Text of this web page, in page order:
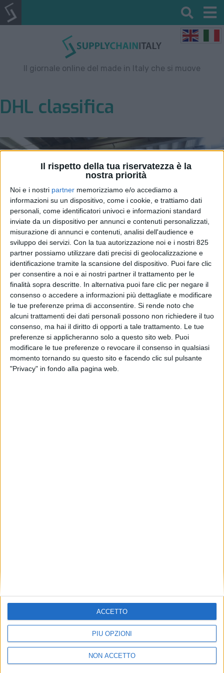
Il rispetto della tua riservatezza è la
nostra priorità
Noi e i nostri partner memorizziamo e/o accediamo a
informazioni su un dispositivo, come i cookie, e trattiamo dati
personali, come identificatori univoci e informazioni standard
inviate da un dispositivo per annunci e contenuti personalizzati,
misurazione di annunci e contenuti, analisi dell'audience e
sviluppo dei servizi. Con la tua autorizzazione noi e i nostri 825
partner possiamo utilizzare dati precisi di geolocalizzazione e
identificazione tramite la scansione del dispositivo. Puoi fare clic
per consentire a noi e ai nostri partner il trattamento per le
finalità sopra descritte. In alternativa puoi fare clic per negare il
consenso o accedere a informazioni più dettagliate e modificare
le tue preferenze prima di acconsentire. Si rende noto che
alcuni trattamenti dei dati personali possono non richiedere il tuo
consenso, ma hai il diritto di opporti a tale trattamento. Le tue
preferenze si applicheranno solo a questo sito web. Puoi
modificare le tue preferenze o revocare il consenso in qualsiasi
momento tornando su questo sito e facendo clic sul pulsante
"Privacy" in fondo alla pagina web.
PIÙ OPZIONI
NON ACCETTO
ACCETTO
Il giornale online del made in Italy che si muove
DHL classifica
La Germania al vertice della
classifica logistica italiana
NOTIZIE E INTERVISTE IN EVIDENZA 7 SETTEMBRE 2021